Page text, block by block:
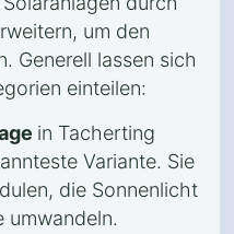
um den
Generell lassen sich
einteilen:
in Tacherting
Variante. Sie
die Sonnenlicht
umwandeln.